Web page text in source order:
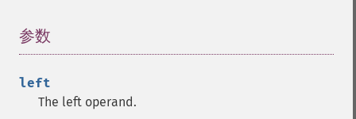
参数
left
The left operand.